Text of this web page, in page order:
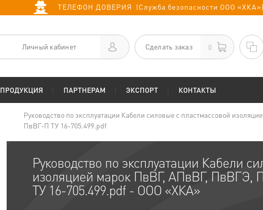
ТЕЛЕФОН ДОВЕРИЯ (Служба безопасности ООО «ХКА»)
Личный кабинет Сделать заказ 0
ПРОДУКЦИЯ ПАРТНЕРАМ ЭКСПОРТ КОНТАКТЫ
Руководство по эксплуатации Кабели силовые с пластмассовой
ПвВГ-П ТУ 16-705.499.pdf
Руководство по эксплуатации Кабели
изоляцией марок ПвВГ, АПвВГ,
ТУ 16-705.499.pdf - ООО «ХКА»